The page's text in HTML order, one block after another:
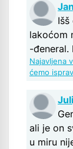
lakoćom
-đeneral.
Najavljena
ćemo
ali je on
u miru